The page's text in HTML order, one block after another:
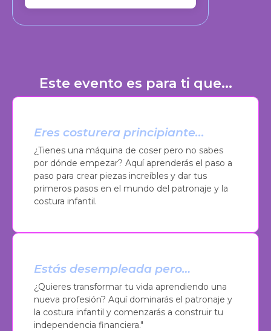
Este evento es para ti que...
Eres costurera principiante...
¿Tienes una máquina de coser pero no sabes
por dónde empezar? Aquí aprenderás el paso a
paso para crear piezas increíbles y dar tus
primeros pasos en el mundo del patronaje y la
costura infantil.
Estás desempleada pero…
¿Quieres transformar tu vida aprendiendo una
nueva profesión? Aquí dominarás el patronaje y
la costura infantil y comenzarás a construir tu
independencia financiera."